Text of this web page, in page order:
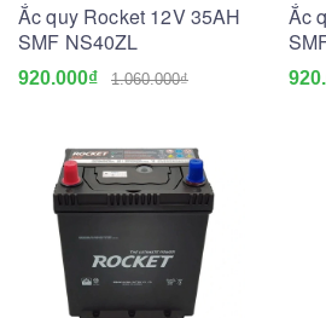
Ắc quy Rocket 12V 35AH
SMF NS40ZL
920.000₫ 1.060.000₫
Ắc